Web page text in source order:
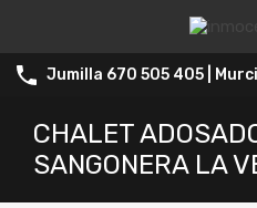
Jumilla 670 505 405 |
CHALET
SANGONERA LA